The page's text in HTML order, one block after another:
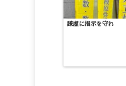
謙虚に指示を守れ